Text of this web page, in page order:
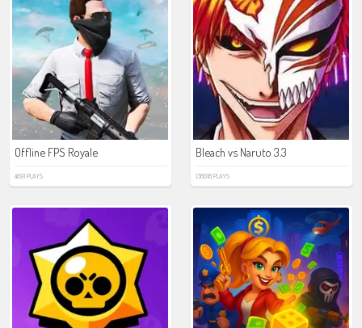
Offline FPS Royale
4691 PLAYS
Bleach vs Naruto 3.3
138018 PLAYS